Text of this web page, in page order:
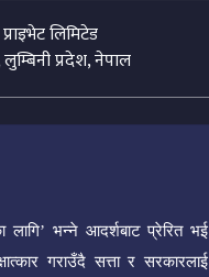
लिमिटेड
प्रदेश, नेपाल
लागि’ भन्ने आदर्शबाट प्रेरित भई
गराउँदै सत्ता र सरकारलाई